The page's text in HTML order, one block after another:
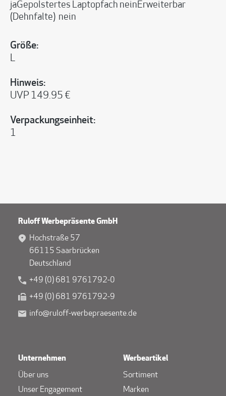
jaGepolstertes Laptopfach neinErweiterbar
(Dehnfalte) nein
Größe:
L
Hinweis:
UVP 149.95 €
Verpackungseinheit:
1
Ruloff Werbepräsente GmbH
Hochstraße 57
66115 Saarbrücken
Deutschland
+49 (0) 681 9761792-0
+49 (0) 681 9761792-9
info@ruloff-werbepraesente.de
Unternehmen
Über uns
Unser Engagement
Werbeartikel
Sortiment
Marken